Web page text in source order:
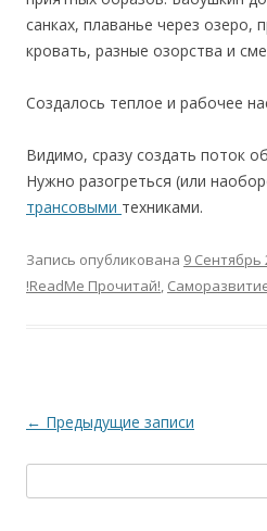
санках, плаванье через
кровать, разные озорства и
Создалось теплое и рабочее
Видимо, сразу создать поток
Нужно разогреться (или
трансовыми техниками.
Запись опубликована 9 Сентябрь
!ReadMe Прочитай!,
Навигация по записям
← Предыдущие записи